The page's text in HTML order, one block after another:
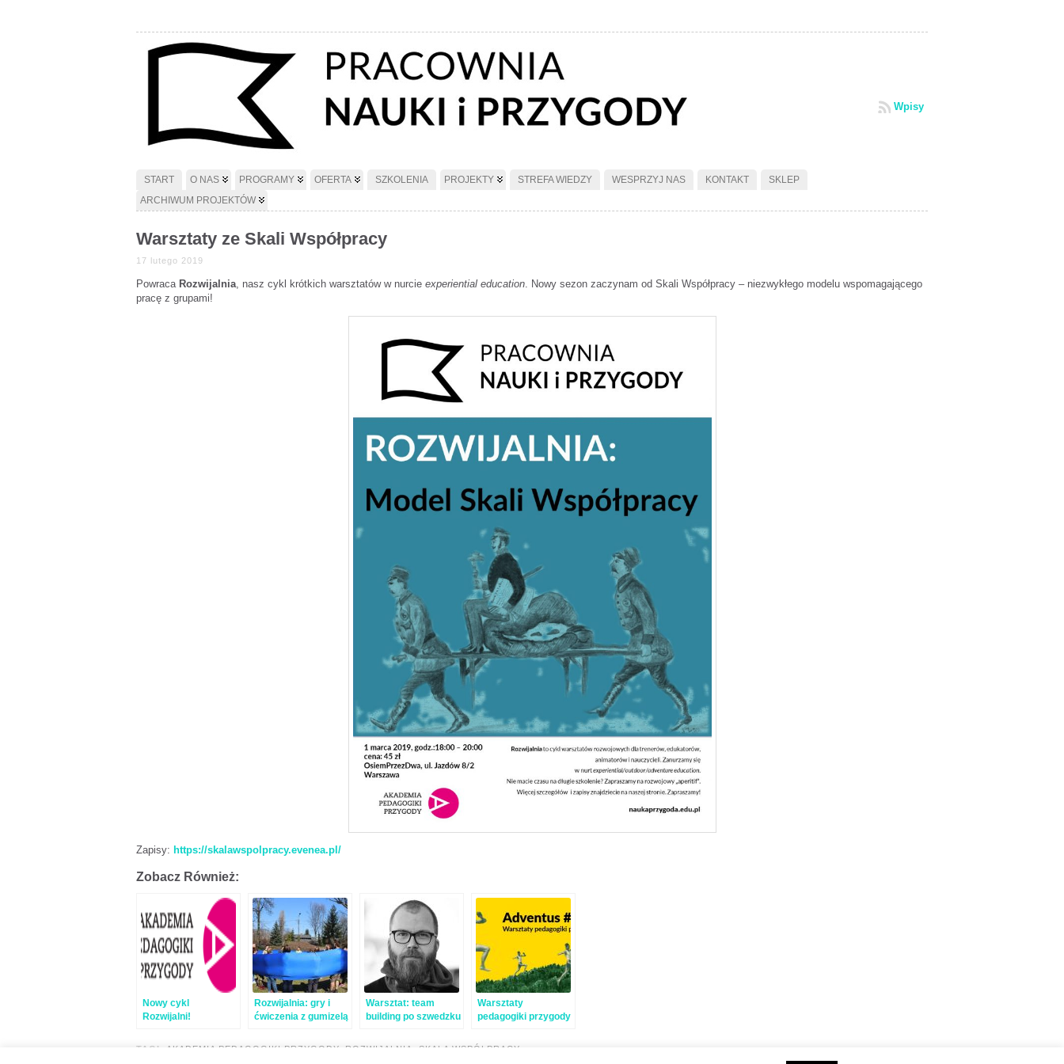
Wpisy
START O NAS PROGRAMY OFERTA SZKOLENIA PROJEKTY STREFA WIEDZY WESPRZYJ NAS KONTAKT
SKLEP
ARCHIWUM PROJEKTÓW
Warsztaty ze Skali Współpracy
17 lutego 2019
PowracaRozwijalnia, nasz cykl krótkich warsztatów w nurcie experiential education. Nowy sezon zaczynam od Skali Współpracy – niezwykłego modelu wspomagającego
pracę z grupami!
Zapisy: https://skalawspolpracy.evenea.pl/
Zobacz Również:
Nowy cykl
Rozwijalni!
Rozwijalnia: gry i
ćwiczenia z gumizelą
Warsztat: team
building po szwedzku
Warsztaty
pedagogiki przygody
TAGI: AKADEMIA PEDAGOGIKI PRZYGODY ROZWIJALNIA SKALA WSPÓŁPRACY